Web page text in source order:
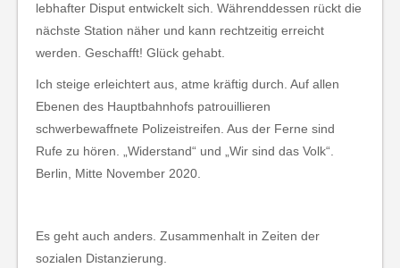
lebhafter Disput entwickelt sich. Währenddessen rückt die
nächste Station näher und kann rechtzeitig erreicht
werden. Geschafft! Glück gehabt.
Ich steige erleichtert aus, atme kräftig durch. Auf allen
Ebenen des Hauptbahnhofs patrouillieren
schwerbewaffnete Polizeistreifen. Aus der Ferne sind
Rufe zu hören. „Widerstand“ und „Wir sind das Volk“.
Berlin, Mitte November 2020.
Es geht auch anders. Zusammenhalt in Zeiten der
sozialen Distanzierung.